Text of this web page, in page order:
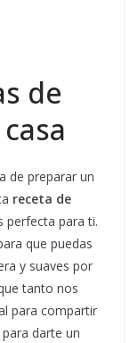
de
de preparar un
receta de
perfecta para ti.
que puedas
y suaves por
tanto nos
para compartir
darte un